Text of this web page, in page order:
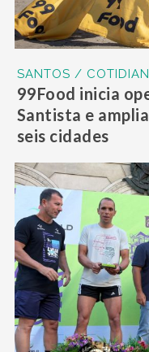
SANTOS /
99Food inicia
Santista e
seis cidades